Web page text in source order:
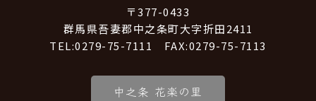
〒377-0433
群馬県吾妻郡中之条町大字折田2411
TEL:0279-75-7111 FAX:0279-75-7113
中之条 花楽の里